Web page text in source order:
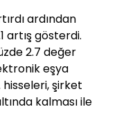
ardından
artış gösterdi.
2.7 değer
eşya
şirket
kalması ile